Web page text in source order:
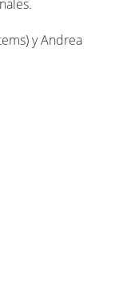
y Andrea